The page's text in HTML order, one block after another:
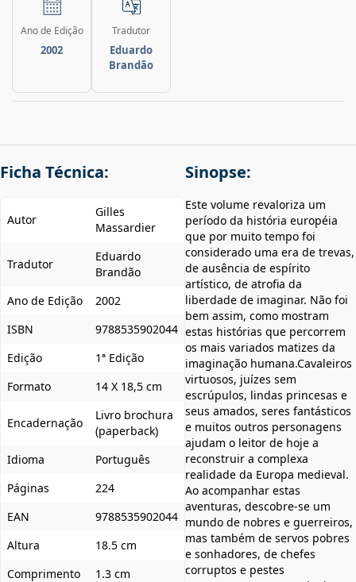
Ano de Edição
2002
Tradutor
Eduardo
Brandão
Ficha Técnica:
Autor
Gilles
Massardier
Tradutor
Eduardo
Brandão
Ano de Edição
2002
ISBN
9788535902044
Edição
1ª Edição
Formato
14 X 18,5 cm
Encadernação
Livro brochura
(paperback)
Idioma
Português
Páginas
224
EAN
9788535902044
Altura
18.5 cm
Comprimento
1.3 cm
Sinopse:
Este volume revaloriza um
período da história européia
que por muito tempo foi
considerado uma era de trevas,
de ausência de espírito
artístico, de atrofia da
liberdade de imaginar. Não foi
bem assim, como mostram
estas histórias que percorrem
os mais variados matizes da
imaginação humana.Cavaleiros
virtuosos, juízes sem
escrúpulos, lindas princesas e
seus amados, seres fantásticos
e muitos outros personagens
ajudam o leitor de hoje a
reconstruir a complexa
realidade da Europa medieval.
Ao acompanhar estas
aventuras, descobre-se um
mundo de nobres e guerreiros,
mas também de servos pobres
e sonhadores, de chefes
corruptos e pestes